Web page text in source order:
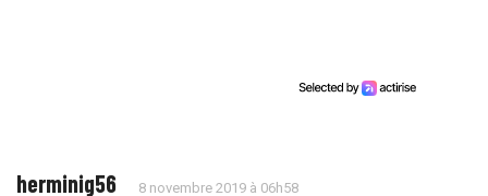
herminig56 8 novembre 2019 à 06h58